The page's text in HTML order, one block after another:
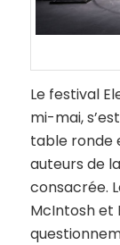
Le festival
mi-mai,
table ronde
auteurs de
consacrée.
McIntosh et